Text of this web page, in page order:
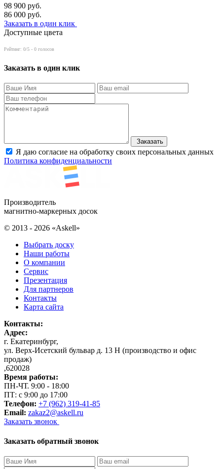
98 900 руб.
86 000 руб.
Заказать в один клик
Доступные цвета
Рейтинг: 0/5 - 0 голосов
Заказать в один клик
Заказать
Я даю согласие на обработку своих персональных данных
Политика конфиденциальности
Производитель
магнитно-маркерных досок
© 2013 - 2026 «Askell»
Выбрать доску
Наши работы
О компании
Сервис
Презентация
Для партнеров
Контакты
Карта сайта
Контакты:
Адрес:
г. Екатеринбург,
ул. Верх-Исетский бульвар д. 13 Н (производство и офис
продаж)
,620028
Время работы:
ПН-ЧТ. 9:00 - 18:00
ПТ: с 9:00 до 17:00
Телефон: +7 (962) 319-41-85
Email: zakaz2@askell.ru
Заказать звонок
Заказать обратный звонок